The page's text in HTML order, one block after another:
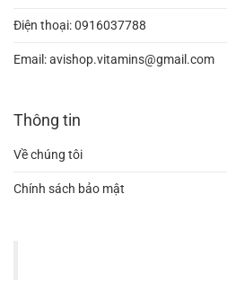
Điện thoại:0916037788
Email:avishop.vitamins@gmail.com
Thông tin
Về chúng tôi
Chính sách bảo mật